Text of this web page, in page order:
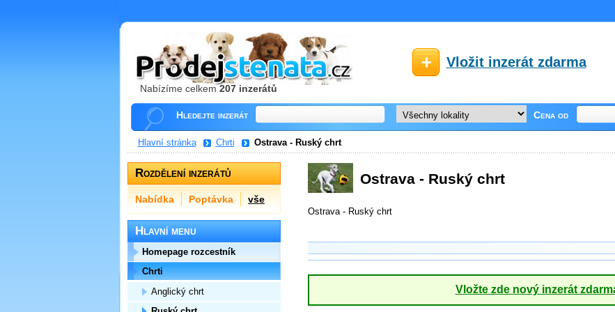
Nabízíme celkem207 inzerátů
Vložit inzerát zdarma
Hledejte inzerát Cena od
Hlavní stránka Chrti Ostrava - Ruský chrt
Ostrava - Ruský chrt
Ostrava - Ruský chrt
Vložte zde nový inzerát
Rozdělení inzerátů
Nabídka Poptávka vše
Hlavní menu
Homepage rozcestník
Chrti
Anglický chrt